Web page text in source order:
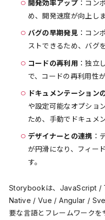
開発効率アップ ：コン
め、開発速度が向上しま
バグの早期発見 ：コン
ストできるため、バグ
コードの再利用 ：独立
で、コードの再利用性
ドキュメンテーション
や設定可能なオプショ
ため、手動でドキュメ
デザイナーとの連携 ：
が円滑になり、フィー
す。
Storybookは、JavaScript /
Native / Vue / Angular /
要な言語とフレームワーク